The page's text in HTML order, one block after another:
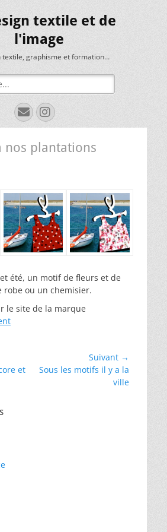
textile et de
l'image
textile, graphisme et formation…
E-
mail
Instagram
nos plantations
été, un motif de fleurs et de
robe ou un chemisier.
le site de la marque
et
Suivant →
Article
Sous les motifs il y a la
ville